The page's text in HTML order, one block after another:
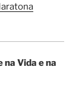
Vida e na